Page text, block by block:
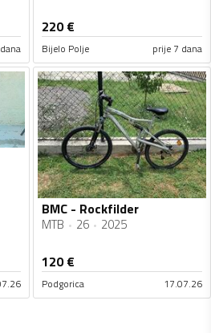
220€
Bijelo Polje prije 7 dana
BMC - Rockfilder
MTB 26 2025
120€
Podgorica 17.07.26